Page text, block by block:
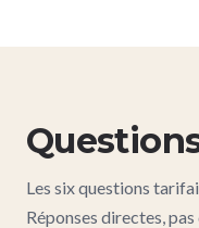
Les six questions
Réponses directes,